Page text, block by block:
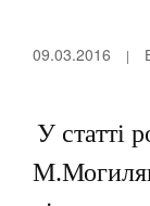
09.03.2016
У статті